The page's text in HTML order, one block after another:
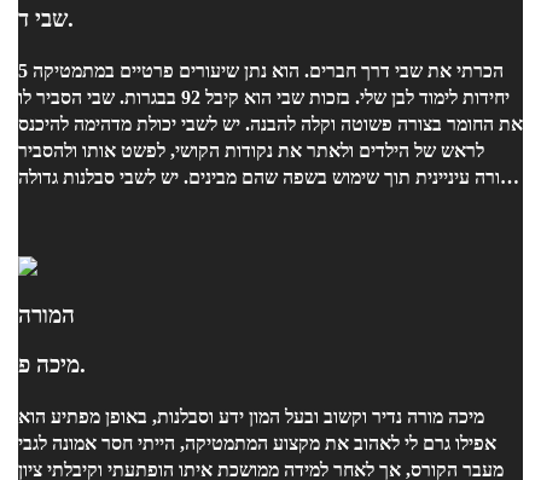
שבי ד.
הכרתי את שבי דרך חברים. הוא נתן שיעורים פרטיים במתמטיקה 5
יחידות לימוד לבן שלי. בזכות שבי הוא קיבל 92 בבגרות. שבי הסביר לו
את החומר בצורה פשוטה וקלה להבנה. יש לשבי יכולת מדהימה להיכנס
לראש של הילדים ולאתר את נקודות הקושי, לפשט אותו ולהסביר
בצורה עיניינית תוך שימוש בשפה שהם מבינים. יש לשבי סבלנות גדולה
המורה
מיכה פ.
מיכה מורה נדיר וקשוב ובעל המון ידע וסבלנות, באופן מפתיע הוא
אפילו גרם לי לאהוב את מקצוע המתמטיקה, הייתי חסר אמונה לגבי
מעבר הקורס, אך לאחר למידה ממושכת איתו הופתעתי וקיבלתי ציון